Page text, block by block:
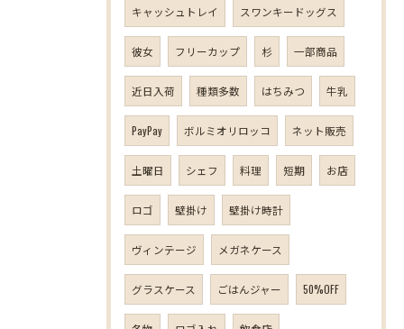
キャッシュトレイ スワンキードッグス
彼女 フリーカップ 杉 一部商品
近日入荷 種類多数 はちみつ 牛乳
PayPay ボルミオリロッコ ネット販売
土曜日 シェフ 料理 短期 お店
ロゴ 壁掛け 壁掛け時計
ヴィンテージ メガネケース
グラスケース ごはんジャー 50%OFF